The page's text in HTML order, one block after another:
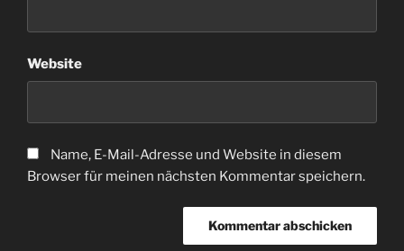
Website
Name, E-Mail-Adresse und Website in diesem
Browser für meinen nächsten Kommentar speichern.